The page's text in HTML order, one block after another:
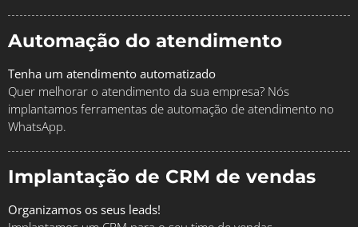
Automação do atendimento
Tenha um atendimento automatizado
Quer melhorar o atendimento da sua empresa? Nós
implantamos ferramentas de automação de atendimento no
WhatsApp.
Implantação de CRM de vendas
Organizamos os seus leads!